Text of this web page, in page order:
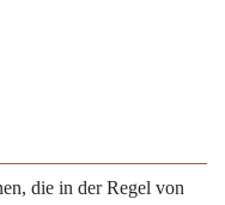
die in der Regel von